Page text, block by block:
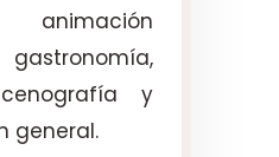
animación
y
general.